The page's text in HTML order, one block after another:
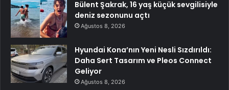
Bülent Şakrak, 16 yaş küçük sevgilisiyle
deniz sezonunu açtı
Ağustos 8, 2026
Hyundai Kona’nın Yeni Nesli Sızdırıldı:
Daha Sert Tasarım ve Pleos Connect
Geliyor
Ağustos 8, 2026